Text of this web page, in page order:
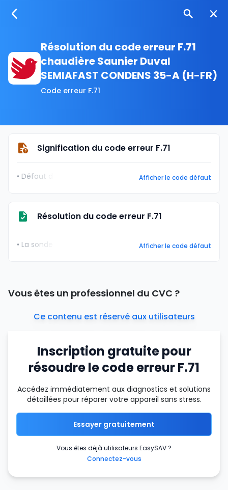
Résolution du code erreur F.71
chaudière Saunier Duval
SEMIAFAST CONDENS 35-A (H-FR)
Code erreur F.71
Signification du code erreur F.71
• Défaut d Afficher le code défaut
Résolution du code erreur F.71
• La sonde Afficher le code défaut
Vous êtes un professionnel du CVC ?
Ce contenu est réservé aux utilisateurs
Inscription gratuite pour
résoudre le code erreur F.71
Accédez immédiatement aux diagnostics et solutions
détaillées pour réparer votre appareil sans stress.
Essayer gratuitement
Vous êtes déjà utilisateurs EasySAV ?
Connectez-vous